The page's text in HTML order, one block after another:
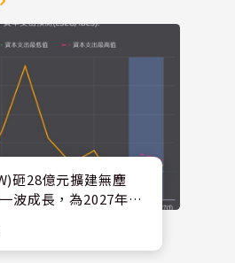
Mute
砸28億元擴建無塵
波成長，為2027年後